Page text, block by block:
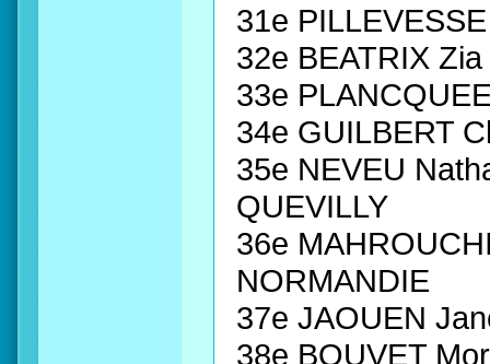
31e
32e BEATRIX
33e
34e GUILBERT
35e NEVEU
QUEVILLY
36e
NORMANDIE
37e JAOUEN
38e BOUVET